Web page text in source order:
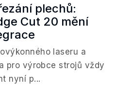
plechů:
Cut 20 mění
laseru a
pro výrobce strojů vždy
nyní p...